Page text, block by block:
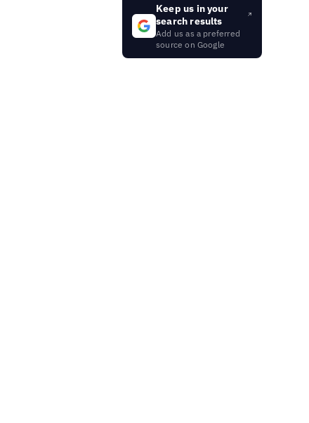
Keep us in your
search results
Add us as a preferred
source on Google